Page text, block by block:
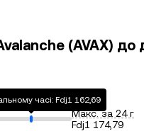
(AVAX)
часі: Fdj1 162,69
Макс. за 24 г
Fdj1 174,79